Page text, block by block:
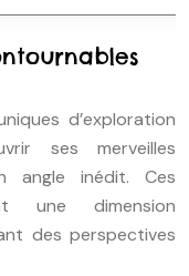
d’exploration
ses merveilles
angle inédit. Ces
une dimension
des perspectives